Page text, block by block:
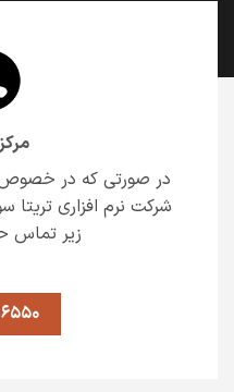
در صورتی که در
شرکت نرم افزاری تریتا
زیر تماس